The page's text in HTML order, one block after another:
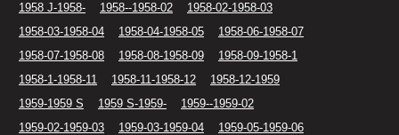
1958 J-1958-
1958--1958-02
1958-02-1958-03
1958-03-1958-04
1958-04-1958-05
1958-06-1958-07
1958-07-1958-08
1958-08-1958-09
1958-09-1958-1
1958-1-1958-11
1958-11-1958-12
1958-12-1959
1959-1959 S
1959 S-1959-
1959--1959-02
1959-02-1959-03
1959-03-1959-04
1959-05-1959-06